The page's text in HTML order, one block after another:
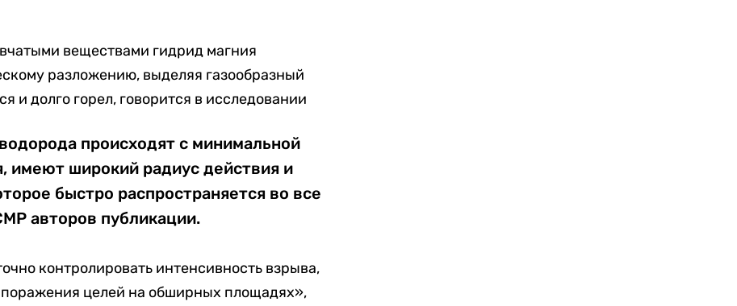
веществами гидрид магния
разложению, выделяя газообразный
и долго горел, говорится в исследовании
происходят с минимальной
имеют широкий радиус действия и
быстро распространяется во все
авторов публикации.
контролировать интенсивность взрыва,
поражения целей на обширных площадях»,